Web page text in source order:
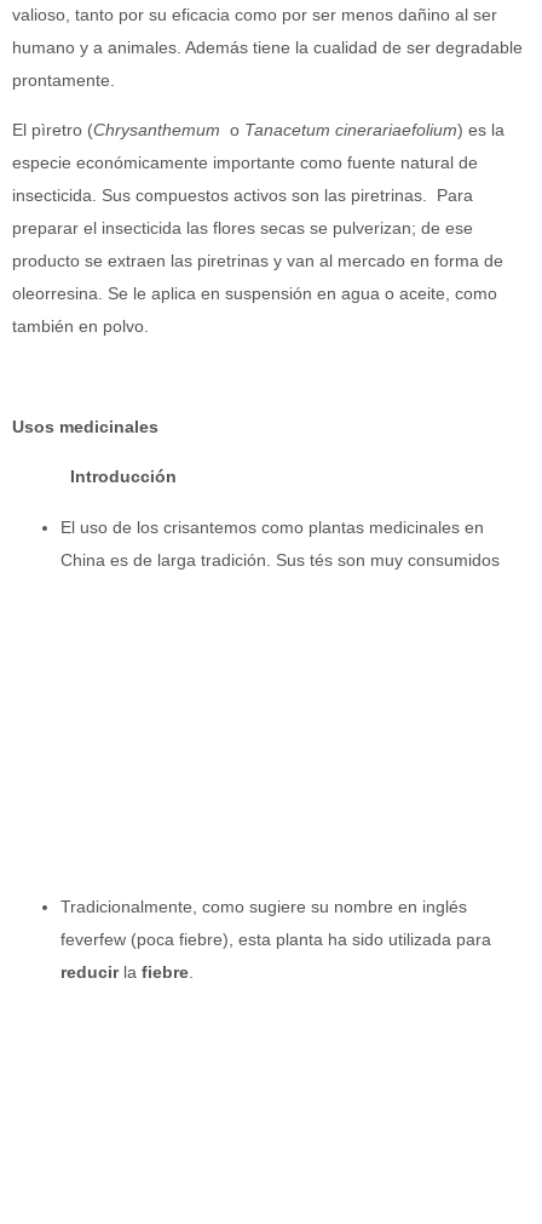
valioso, tanto por su eficacia como por ser menos dañino al ser
humano y a animales. Además tiene la cualidad de ser degradable
prontamente.
El pìretro (Chrysanthemum o Tanacetum cinerariaefolium) es la
especie económicamente importante como fuente natural de
insecticida. Sus compuestos activos son las piretrinas. Para
preparar el insecticida las flores secas se pulverizan; de ese
producto se extraen las piretrinas y van al mercado en forma de
oleorresina. Se le aplica en suspensión en agua o aceite, como
también en polvo.
Usos medicinales
Introducción
El uso de los crisantemos como plantas medicinales en
China es de larga tradición. Sus tés son muy consumidos
Tradicionalmente, como sugiere su nombre en inglés
feverfew (poca fiebre), esta planta ha sido utilizada para
reducirla fiebre